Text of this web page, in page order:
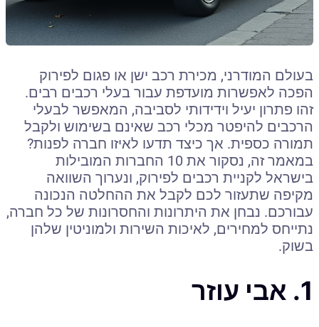
בעולם המודרני, מכירת רכב ישן או פגום לפירוק
הפכה לאפשרות מועדפת עבור בעלי רכבים רבים.
זהו פתרון יעיל וידידותי לסביבה, המאפשר לבעלי
הרכבים להיפטר מכלי רכב שאינם בשימוש ולקבל
תמורה כספית. אך כיצד תדעו לאיזו חברה לפנות?
במאמר זה, נסקור את 10 החברות המובילות
בישראל לקניית רכבים לפירוק, ונערוך השוואה
מקיפה שתעזור לכם לקבל את ההחלטה הנכונה
עבורכם. נבחן את היתרונות והחסרונות של כל חברה,
נתייחס למחירים, לאיכות השירות ולמוניטין שלהן
בשוק.
1. אבי עוזר